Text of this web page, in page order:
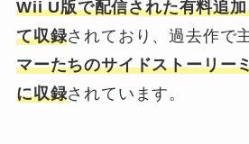
Wii U版で配信された有料追
て収録されており、過去作で
マーたちのサイドストーリー
に収録されています。